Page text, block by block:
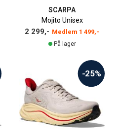
SCARPA
Mojito Unisex
Medlem 1 499,-
2 299,-
På lager
-25%